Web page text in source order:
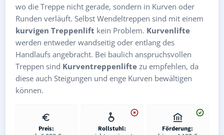
wo die Treppe nicht gerade, sondern in Kurven oder
Runden verläuft. Selbst Wendeltreppen sind mit einem
kurvigen Treppenlift kein Problem. Kurvenlifte
werden entweder wandseitig oder entlang des
Handlaufs angebracht. Bei baulich anspruchsvollen
Treppen sind Kurventreppenlifte zu empfehlen, da
diese auch Steigungen und enge Kurven bewältigen
können.
Preis: Rollstuhl: Förderung: